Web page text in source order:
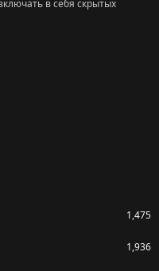
в себя скрытых
1,475
1,936